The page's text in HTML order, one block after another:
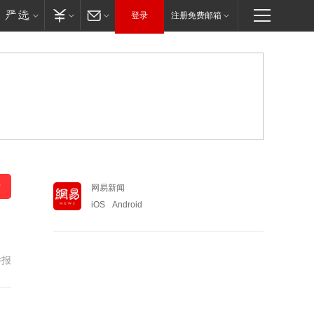
登录 注册免费邮箱
网易新闻
iOS
Android